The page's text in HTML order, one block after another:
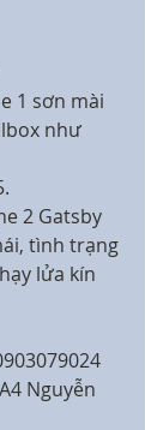
1 sơn mài
như
2 Gatsby
tình trạng
lửa kín
Nguyễn